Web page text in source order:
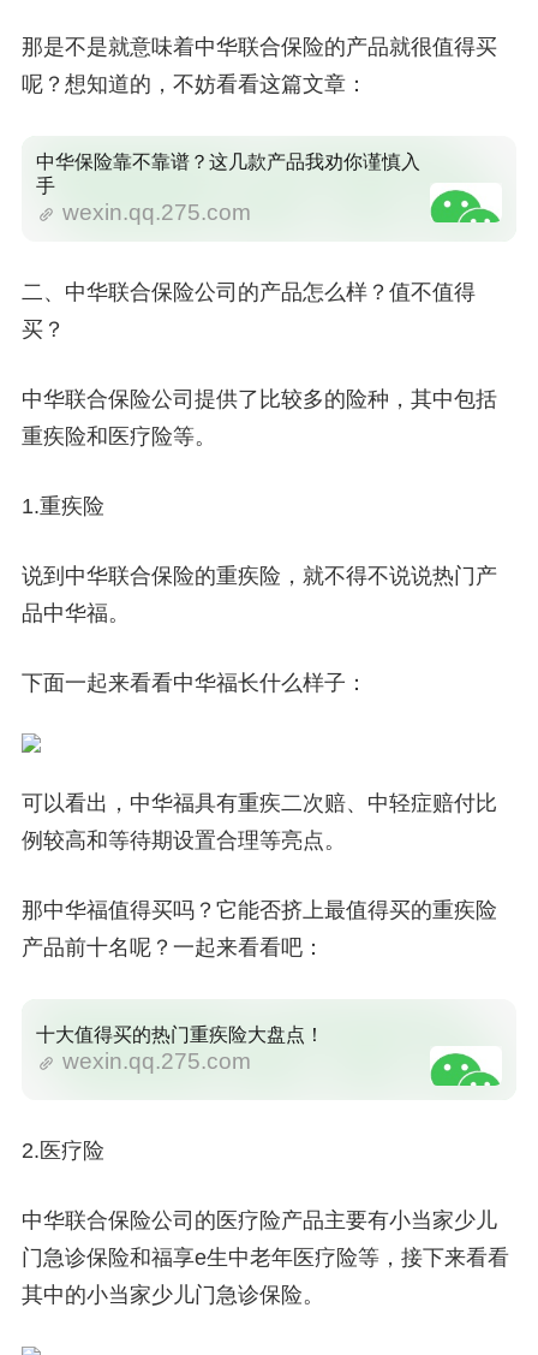
那是不是就意味着中华联合保险的产品就很值得买
呢？想知道的，不妨看看这篇文章：
中华保险靠不靠谱？这几款产品我劝你谨慎入
手
wexin.qq.275.com
二、中华联合保险公司的产品怎么样？值不值得
买？
中华联合保险公司提供了比较多的险种，其中包括
重疾险和医疗险等。
1.重疾险
说到中华联合保险的重疾险，就不得不说说热门产
品中华福。
下面一起来看看中华福长什么样子：
可以看出，中华福具有重疾二次赔、中轻症赔付比
例较高和等待期设置合理等亮点。
那中华福值得买吗？它能否挤上最值得买的重疾险
产品前十名呢？一起来看看吧：
十大值得买的热门重疾险大盘点！
wexin.qq.275.com
2.医疗险
中华联合保险公司的医疗险产品主要有小当家少儿
门急诊保险和福享e生中老年医疗险等，接下来看看
其中的小当家少儿门急诊保险。